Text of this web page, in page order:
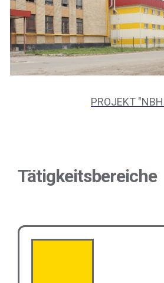
PROJEKT
Tätigkeitsbereiche